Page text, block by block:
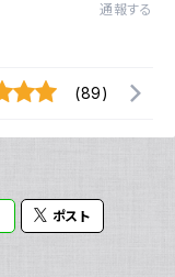
通報する
(89)
ポスト